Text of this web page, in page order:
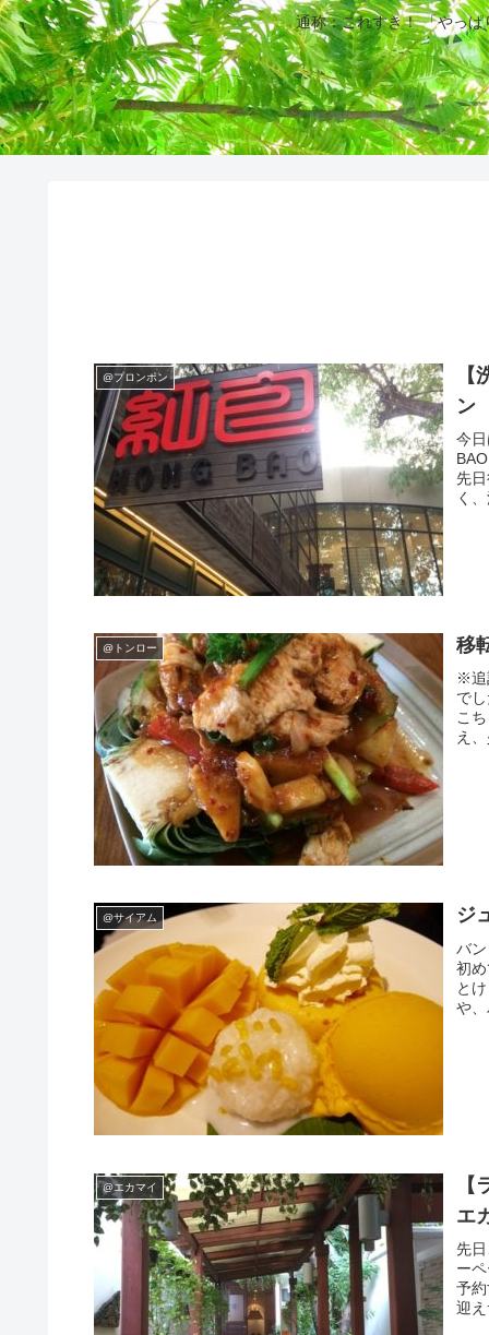
通称：これすき！ 「やっ
@プロンポン
【
ン
今
先
く
@トンロー
※追
で
こ
え
@サイアム ジ
バ
初
と
や
@エカマイ
エ
先
ー
予
迎